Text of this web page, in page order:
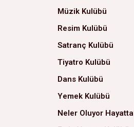
Müzik Kulübü
Resim Kulübü
Satranç Kulübü
Tiyatro Kulübü
Dans Kulübü
Yemek Kulübü
Neler Oluyor